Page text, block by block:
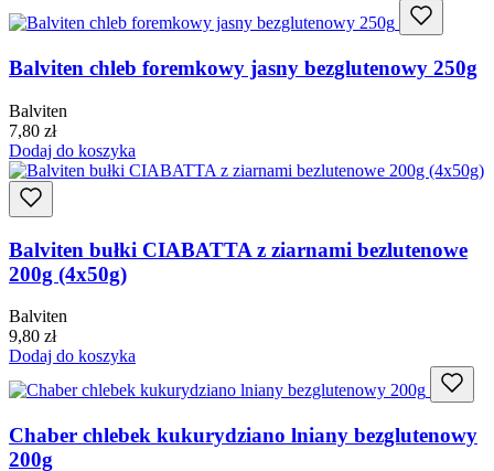
Balviten chleb foremkowy jasny bezglutenowy 250g
Balviten
7,80 zł
Dodaj do koszyka
Balviten bułki CIABATTA z ziarnami bezlutenowe
200g (4x50g)
Balviten
9,80 zł
Dodaj do koszyka
Chaber chlebek kukurydziano lniany bezglutenowy
200g